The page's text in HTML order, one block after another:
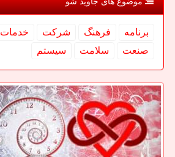
برنامه فرهنگ شركت خدمات
صنعت
سلامت سیستم